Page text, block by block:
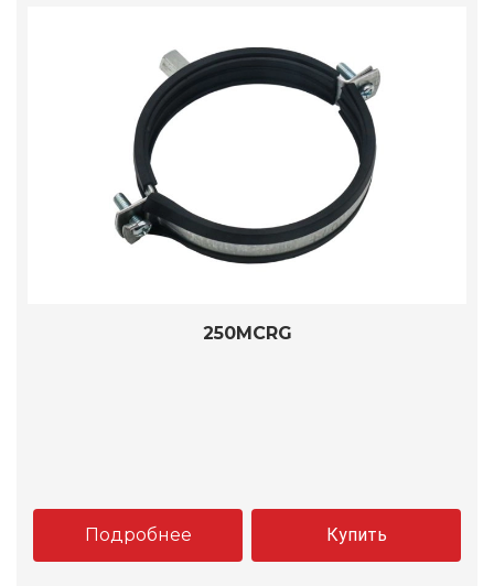
250MCRG
Подробнее Купить